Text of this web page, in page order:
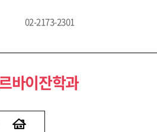
02-2173-2301
바이잔학과